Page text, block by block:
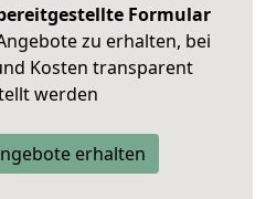
Formular
zu erhalten, bei
Kosten transparent
werden
erhalten